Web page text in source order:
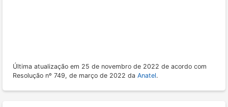
Última atualização em 25 de novembro de 2022 de acordo com
Resolução nº 749, de março de 2022 da Anatel.